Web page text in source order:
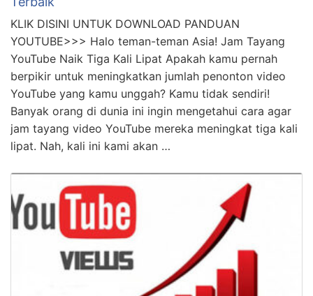
Inilah Cara Menambah Jam Tayang Youtube
Dengan Cepat Terpecaya
KLIK DISINI UNTUK DOWNLOAD PANDUAN
YOUTUBE>>> Selamat datang, teman-teman! Kali ini,